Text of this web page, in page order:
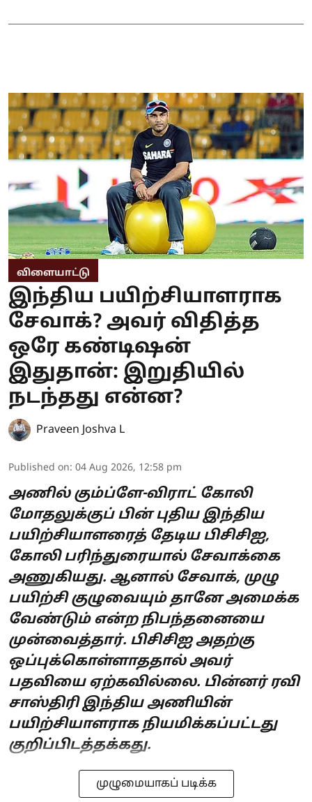
விளையாட்டு
இந்திய பயிற்சியாளராக
சேவாக்? அவர் விதித்த
ஒரே கண்டிஷன்
இதுதான்: இறுதியில்
நடந்தது என்ன?
Praveen Joshva L
Published on: 04 Aug 2026, 12:58 pm
அணில் கும்ப்ளே-விராட் கோலி
மோதலுக்குப் பின் புதிய இந்திய
பயிற்சியாளரைத் தேடிய பிசிசிஐ,
கோலி பரிந்துரையால் சேவாக்கை
அணுகியது. ஆனால் சேவாக், முழு
பயிற்சி குழுவையும் தானே அமைக்க
வேண்டும் என்ற நிபந்தனையை
முன்வைத்தார். பிசிசிஐ அதற்கு
ஒப்புக்கொள்ளாததால் அவர்
பதவியை ஏற்கவில்லை. பின்னர் ரவி
சாஸ்திரி இந்திய அணியின்
பயிற்சியாளராக நியமிக்கப்பட்டது
குறிப்பிடத்தக்கது.
முழுமையாகப் படிக்க